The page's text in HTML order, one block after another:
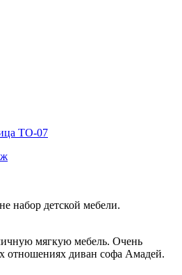
ТО-07
набор детской мебели.
мягкую мебель. Очень
отношениях диван софа Амадей.